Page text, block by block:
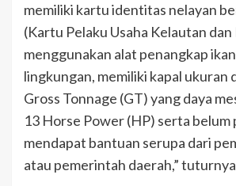
memiliki kartu identitas nelayan
(Kartu Pelaku Usaha Kelautan
menggunakan alat penangkap
lingkungan, memiliki kapal ukuran
Gross Tonnage (GT) yang daya
13 Horse Power (HP) serta belum
mendapat bantuan serupa dari
atau pemerintah daerah,”